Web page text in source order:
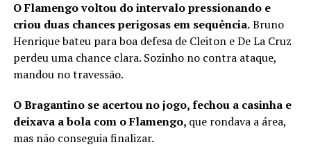
O Flamengo voltou do intervalo pressionando e
criou duas chances perigosas em sequência.Bruno
Henrique bateu para boa defesa de Cleiton e De La Cruz
perdeu uma chance clara. Sozinho no contra ataque,
mandou no travessão.
O Bragantino se acertou no jogo, fechou a casinha e
deixava a bola com o Flamengo, que rondava a área,
mas não conseguia finalizar.